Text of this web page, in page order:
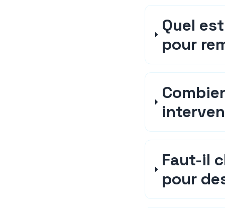
Quel
pour
Faut-il
pour